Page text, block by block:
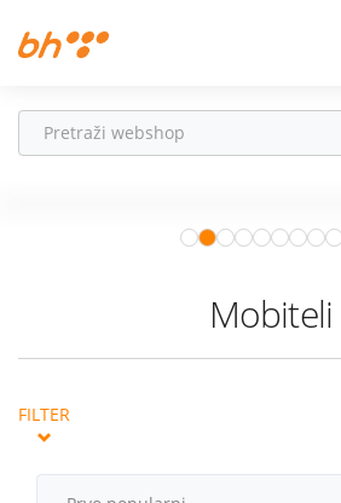
Fiksna
Akcije
Podrška
Apple Watch– vaš partner za
zdraviji i aktivniji život.
Mobiteli
FILTER